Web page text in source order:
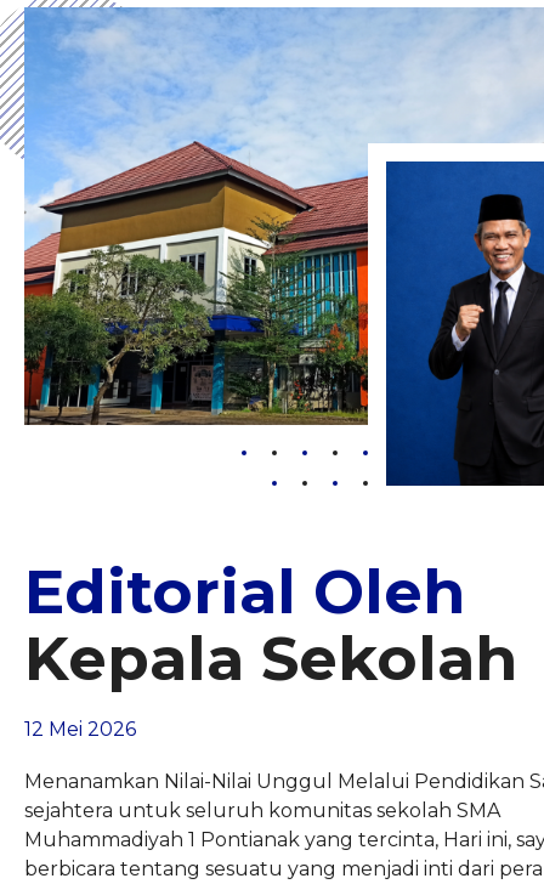
Editorial Oleh
Kepala Sekolah
12 Mei 2026
Menanamkan Nilai-Nilai Unggul Melalui Pendidikan
sejahtera untuk seluruh komunitas sekolah SMA
Muhammadiyah 1 Pontianak yang tercinta, Hari ini,
berbicara tentang sesuatu yang menjadi inti dari